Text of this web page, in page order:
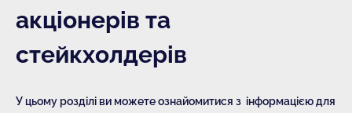
акціонерів та
стейкхолдерів
У цьому розділі ви можете ознайомитися з інформацією для